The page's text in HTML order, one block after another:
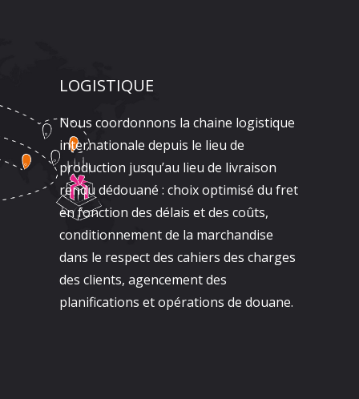
LOGISTIQUE
Nous coordonnons la chaine logistique
internationale depuis le lieu de
production jusqu’au lieu de livraison
rendu dédouané : choix optimisé du fret
en fonction des délais et des coûts,
conditionnement de la marchandise
dans le respect des cahiers des charges
des clients, agencement des
planifications et opérations de douane.